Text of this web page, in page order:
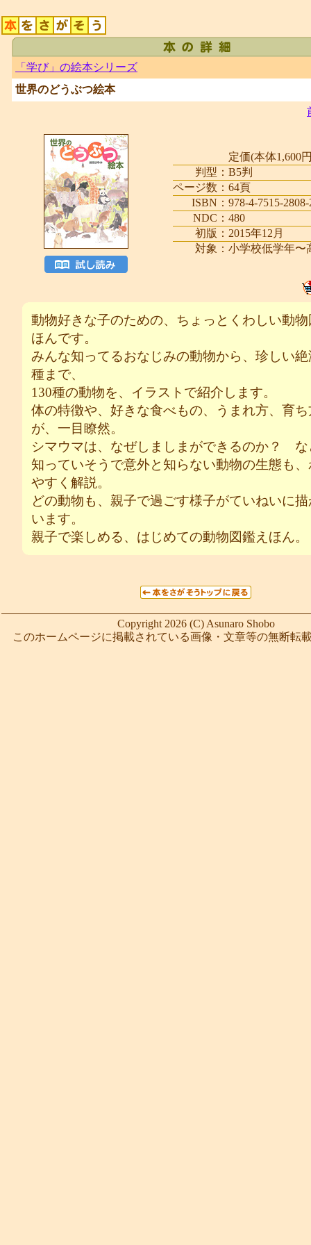
「学び」の絵本シリーズ
世界のどうぶつ絵本
定価(本体1,600
判型： B5判
ページ数： 64頁
ISBN： 978-4-7515-2808-
NDC： 480
初版： 2015年12月
対象： 小学校低学年〜
動物好きな子のための、ちょっとくわしい動
ほんです。
みんな知ってるおなじみの動物から、珍しい
種まで、
130種の動物を、イラストで紹介します。
体の特徴や、好きな食べもの、うまれ方、育
が、一目瞭然。
シマウマは、なぜしましまができるのか？ な
知っていそうで意外と知らない動物の生態も
やすく解説。
どの動物も、親子で過ごす様子がていねいに
います。
親子で楽しめる、はじめての動物図鑑えほん。
Copyright 2026 (C) Asunaro Shobo
このホームページに掲載されている画像・文章等の無断転